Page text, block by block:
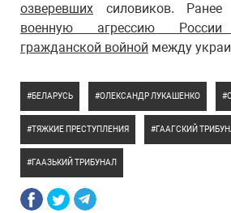
озверевших силовиков. Ранее
военную агрессию
гражданской войной между
БЕЛАРУСЬ ОЛЕКСАНДР ЛУКАШЕНКО
ТЯЖКИЕ ПРЕСТУПЛЕНИЯ ГААГСКИЙ
ГААЗЬКИЙ ТРИБУНАЛ